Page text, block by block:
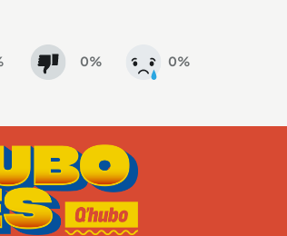
0% 0%